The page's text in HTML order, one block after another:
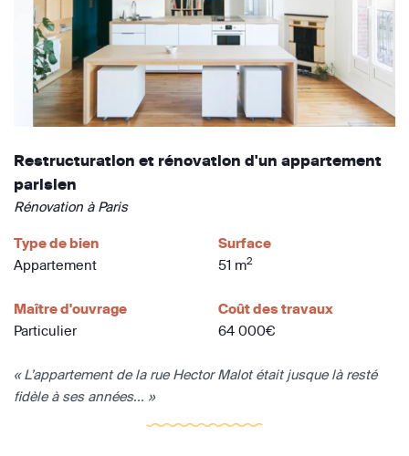
Restructuration et rénovation d'un appartement
parisien
Rénovation à Paris
Type de bien
Appartement
Surface
51 m2
Maître d'ouvrage
Particulier
Coût des travaux
64 000€
« L’appartement de la rue Hector Malot était jusque là resté
fidèle à ses années... »